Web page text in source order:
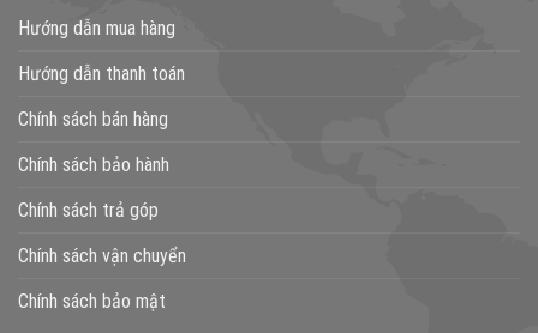
Hướng dẫn mua hàng
Hướng dẫn thanh toán
Chính sách bán hàng
Chính sách bảo hành
Chính sách trả góp
Chính sách vận chuyển
Chính sách bảo mật